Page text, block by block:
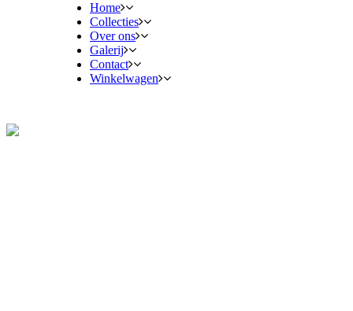
Home
Collecties
Over ons
Galerij
Contact
Winkelwagen